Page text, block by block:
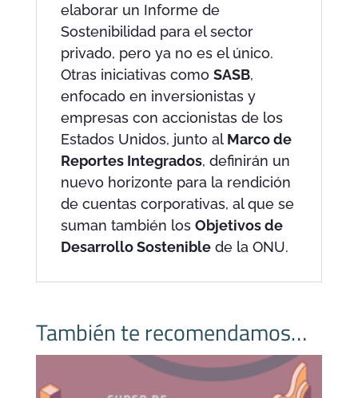
elaborar un Informe de
Sostenibilidad para el sector
privado, pero ya no es el único.
Otras iniciativas como SASB,
enfocado en inversionistas y
empresas con accionistas de los
Estados Unidos, junto al Marco de
Reportes Integrados, definirán un
nuevo horizonte para la rendición
de cuentas corporativas, al que se
suman también los Objetivos de
Desarrollo Sosteniblede la ONU.
También te recomendamos…